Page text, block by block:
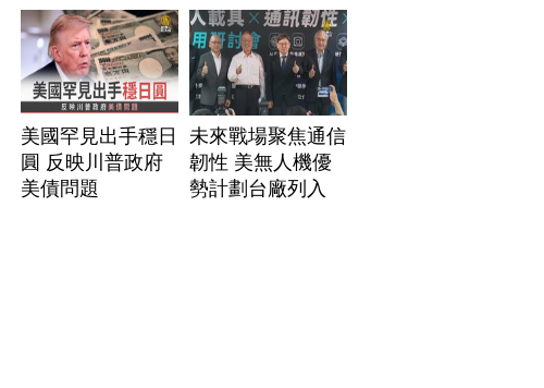
美國罕見出手穩日
圓 反映川普政府
美債問題
未來戰場聚焦通信
韌性 美無人機優
勢計劃台廠列入